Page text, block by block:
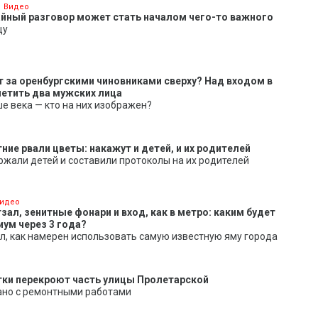
Видео
разговор может стать началом чего-то важного
за оренбургскими чиновниками сверху? Над входом в
два мужских лица
века — кто на них изображен?
рвали цветы: накажут и детей, и их родителей
детей и составили протоколы на их родителей
зенитные фонари и вход, как в метро: каким будет
через 3 года?
как намерен использовать самую известную яму города
перекроют часть улицы Пролетарской
с ремонтными работами